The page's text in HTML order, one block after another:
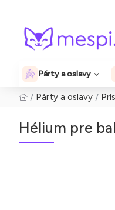
Párty a oslavy
Párty a oslavy
Hélium pre